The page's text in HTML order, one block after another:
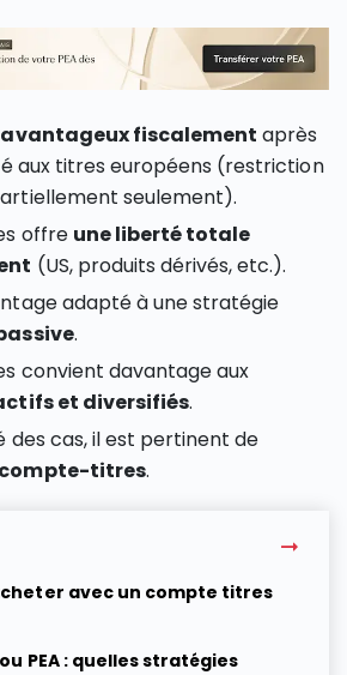
fiscalement après
aux titres européens (restriction
seulement).
offre une liberté totale
(US, produits dérivés, etc.).
adapté à une stratégie
.
convient davantage aux
et diversifiés.
des cas, il est pertinent de
compte-titres.
avec un compte titres
PEA : quelles stratégies